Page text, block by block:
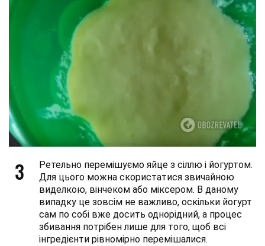
3
Ретельно перемішуємо яйце з сіллю і йогуртом.
Для цього можна скористатися звичайною
виделкою, вінчеком або міксером. В даному
випадку це зовсім не важливо, оскільки йогурт
сам по собі вже досить однорідний, а процес
збивання потрібен лише для того, щоб всі
інгредієнти рівномірно перемішалися.